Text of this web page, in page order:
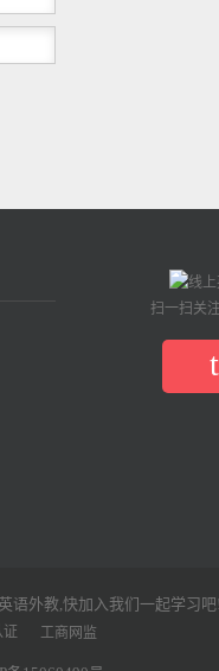
扫一扫关
语外教,快加入我们一起学习
证 工商网监